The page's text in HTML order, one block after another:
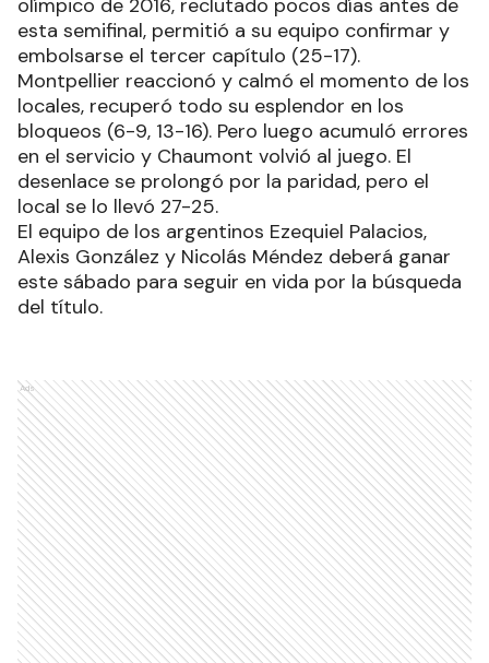
esta semifinal, permitió a su equipo confirmar y
embolsarse el tercer capítulo (25-17).
Montpellier reaccionó y calmó el momento de los
locales, recuperó todo su esplendor en los
bloqueos (6-9, 13-16). Pero luego acumuló errores
en el servicio y Chaumont volvió al juego. El
desenlace se prolongó por la paridad, pero el
local se lo llevó 27-25.
El equipo de los argentinos Ezequiel Palacios,
Alexis González y Nicolás Méndez deberá ganar
este sábado para seguir en vida por la búsqueda
del título.
Ads